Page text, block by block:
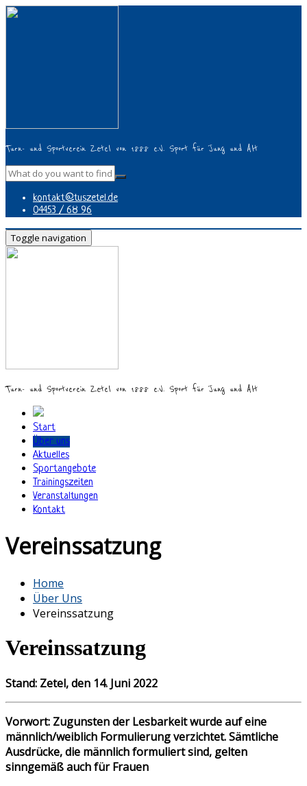
Turn- und Sportverein Zetel von 1888 e.V. Sport für Jung und Alt
kontakt@tuszetel.de
04453 / 68 96
Toggle navigation
Turn- und Sportverein Zetel von 1888 e.V. Sport für Jung und Alt
Start
Über uns
Aktuelles
Sportangebote
Trainingszeiten
Veranstaltungen
Kontakt
Vereinssatzung
Home
Über Uns
Vereinssatzung
Vereinssatzung
Stand: Zetel, den 14. Juni 2022
Vorwort: Zugunsten der Lesbarkeit wurde auf eine
männlich/weiblich Formulierung verzichtet. Sämtliche
Ausdrücke, die männlich formuliert sind, gelten
sinngemäß auch für Frauen